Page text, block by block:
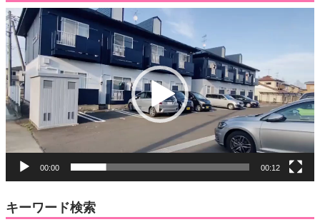
動
画
プ
レ
ー
ヤ
ー
00:00 00:12
キーワード検索